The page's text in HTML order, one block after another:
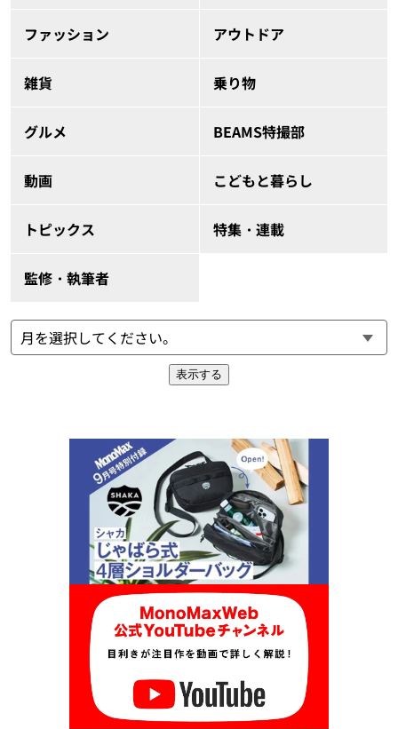
ファッション アウトドア
雑貨 乗り物
グルメ BEAMS特撮部
動画 こどもと暮らし
トピックス 特集・連載
監修・執筆者
表示する